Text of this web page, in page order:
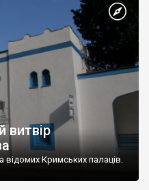
витвір
відомих Кримських палаців.